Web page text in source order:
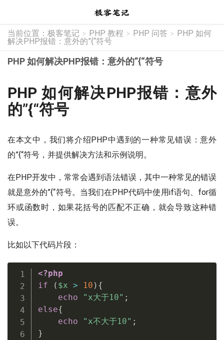
当前位置： 极客笔记 > PHP 教程 > PHP 问答 > PHP 如何
解决PHP报错：意外的”{“符号
PHP 如何解决PHP报错：意外的”{“符号
PHP 如何解决PHP报错：意外
的”{“符号
在本文中，我们将介绍PHP中遇到的一种常见错误：意外
的”{“符号，并提供解决方法和示例说明。
在PHP开发中，常常会遇到语法错误，其中一种常见的错误
就是意外的”{“符号。当我们在PHP代码中使用if语句、for循
环或函数时，如果花括号的匹配不正确，就会导致这种错
误。
比如以下代码片段：
<?php
if
( $x > 10 ) {
echo
"x大于10" ;
else{
echo
"x不大于10" ;
}